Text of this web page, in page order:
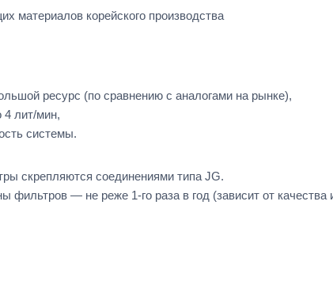
материалов корейского производства
ресурс (по сравнению с аналогами на рынке),
4 лит/мин,
системы.
скрепляются соединениями типа JG.
фильтров — не реже 1-го раза в год (зависит от качества